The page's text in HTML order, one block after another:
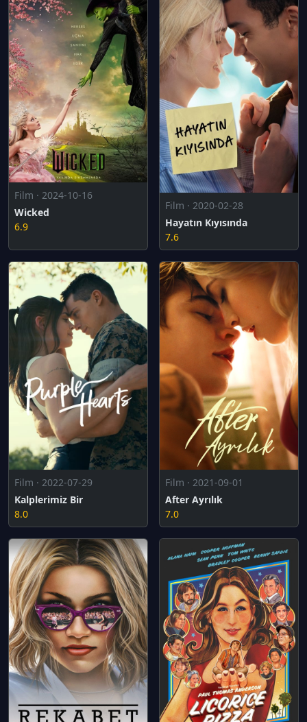
Film · 2024-10-16
Wicked
6.9
Film · 2020-02-28
Hayatın Kıyısında
7.6
Film · 2022-07-29
Kalplerimiz Bir
8.0
Film · 2021-09-01
After Ayrılık
7.0